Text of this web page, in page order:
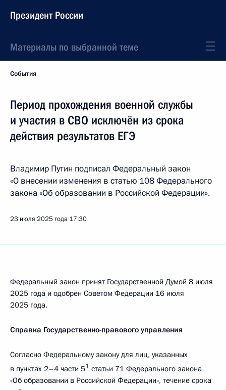
Президент России
Материалы по выбранной теме
События
Период прохождения военной службы
и участия в СВО исключён из срока
действия результатов ЕГЭ
Владимир Путин подписал Федеральный закон
«О внесении изменения в статью 108 Федерального
закона «Об образовании в Российской Федерации».
23 июля 2025 года 17:30
Федеральный закон принят Государственной Думой 8 июля
2025 года и одобрен Советом Федерации 16 июля
2025 года.
Справка Государственно-правового управления
Согласно Федеральному закону для лиц, указанных
в пунктах 2–4 части 51 статьи 71 Федерального закона
«Об образовании в Российской Федерации», течение срока